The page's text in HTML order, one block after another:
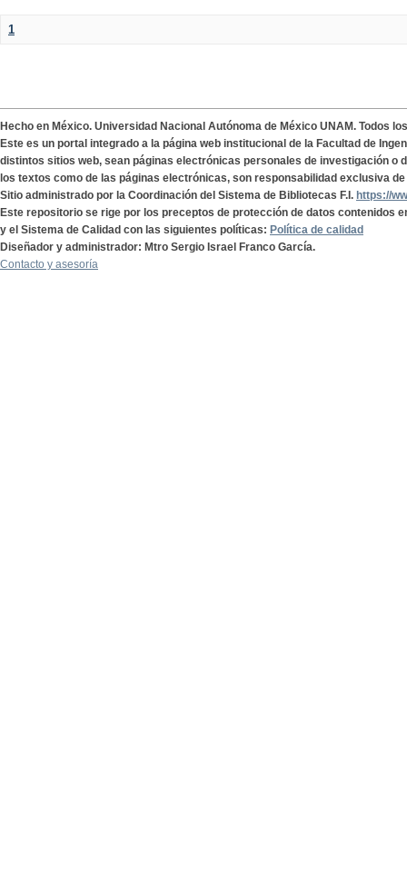
1
Hecho en México. Universidad Nacional Autónoma de México UNAM. Todos
Este es un portal integrado a la página web institucional de la Facultad de
distintos sitios web, sean páginas electrónicas personales de investigación o
los textos como de las páginas electrónicas, son responsabilidad exclusiva
Sitio administrado por la Coordinación del Sistema de Bibliotecas F.I. https://
Este repositorio se rige por los preceptos de protección de datos contenidos
y el Sistema de Calidad con las siguientes políticas: Política de calidad
Diseñador y administrador: Mtro Sergio Israel Franco García.
Contacto y asesoría